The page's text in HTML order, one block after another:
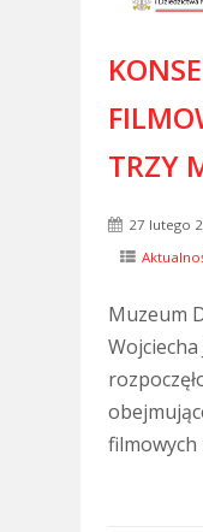
TRZY
27 lutego
Muzeum
Wojciecha
filmowych